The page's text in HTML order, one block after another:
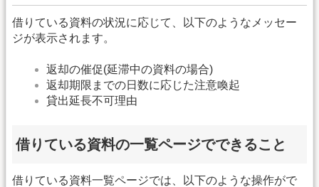
借りている資料の状況に応じて、以下のようなメッセー
ジが表示されます。
返却の催促(延滞中の資料の場合)
返却期限までの日数に応じた注意喚起
貸出延長不可理由
借りている資料の一覧ページでできること
借りている資料一覧ページでは、以下のような操作がで